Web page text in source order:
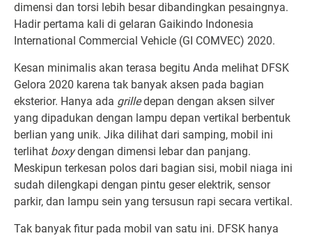
dimensi dan torsi lebih besar dibandingkan pesaingnya.
Hadir pertama kali di gelaran Gaikindo Indonesia
International Commercial Vehicle (GI COMVEC) 2020.
Kesan minimalis akan terasa begitu Anda melihat DFSK
Gelora 2020 karena tak banyak aksen pada bagian
eksterior. Hanya ada grilledepan dengan aksen silver
yang dipadukan dengan lampu depan vertikal berbentuk
berlian yang unik. Jika dilihat dari samping, mobil ini
terlihat boxydengan dimensi lebar dan panjang.
Meskipun terkesan polos dari bagian sisi, mobil niaga ini
sudah dilengkapi dengan pintu geser elektrik, sensor
parkir, dan lampu sein yang tersusun rapi secara vertikal.
Tak banyak fitur pada mobil van satu ini. DFSK hanya